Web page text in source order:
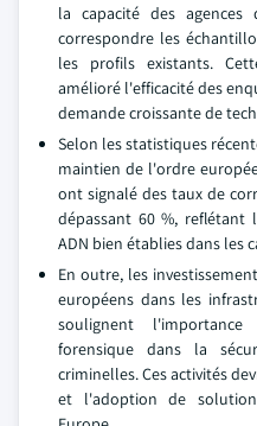
la capacité des
correspondre les
les profils existants.
amélioré l'efficacité des
demande croissante de
Selon les statistiques
maintien de l'ordre
ont signalé des taux de
dépassant 60 %, reflétant
ADN bien établies dans les
En outre, les
européens dans les
soulignent
forensique dans la
criminelles. Ces activités
et l'adoption de